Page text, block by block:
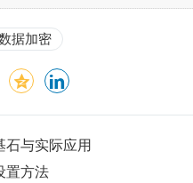
据加密
石与实际应用
置方法